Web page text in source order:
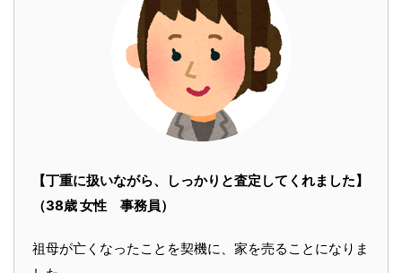
【丁重に扱いながら、しっかりと査定してくれました】
（38歳 女性 事務員）
祖母が亡くなったことを契機に、家を売ることになりま